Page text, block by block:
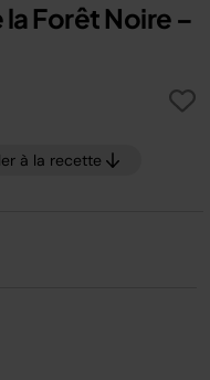
Forêt Noire –
à la recette